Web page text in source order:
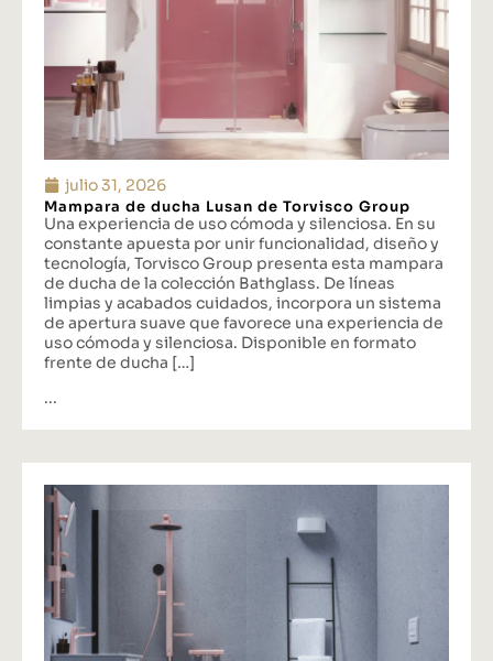
julio 31, 2026
Mampara de ducha Lusan de Torvisco Group
Una experiencia de uso cómoda y silenciosa. En su
constante apuesta por unir funcionalidad, diseño y
tecnología, Torvisco Group presenta esta mampara
de ducha de la colección Bathglass. De líneas
limpias y acabados cuidados, incorpora un sistema
de apertura suave que favorece una experiencia de
uso cómoda y silenciosa. Disponible en formato
frente de ducha […]
...